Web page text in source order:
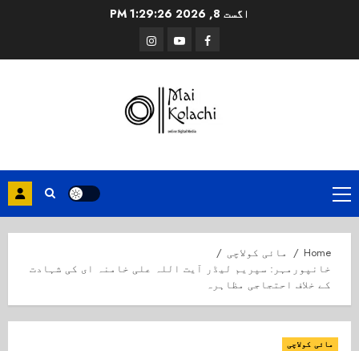
اگست 8, 2026 1:29:27 PM
Facebook
Youtube
Instagram
Primary
Menu
Home
مائی کولاچی
خانپورمہر: سپریم لیڈر آیت اللہ علی خامنہ ای کی شہادت
کے خلاف احتجاجی مظاہرہ
مائی کولاچی